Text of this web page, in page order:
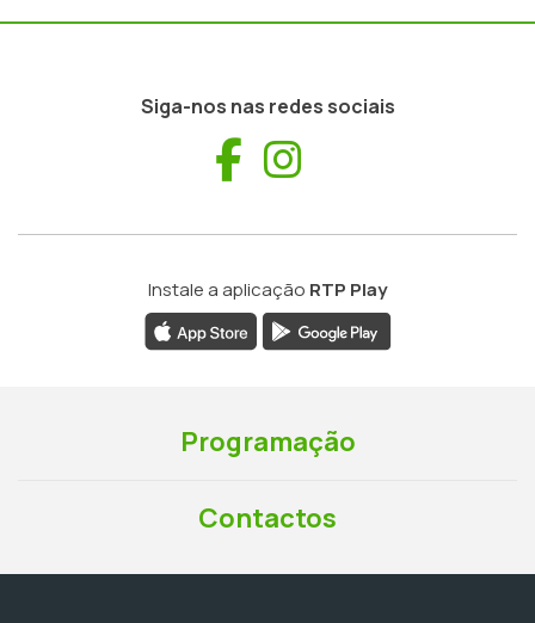
Siga-nos nas redes sociais
Facebook
Instale a aplicação RTP Play
Programação
Contactos